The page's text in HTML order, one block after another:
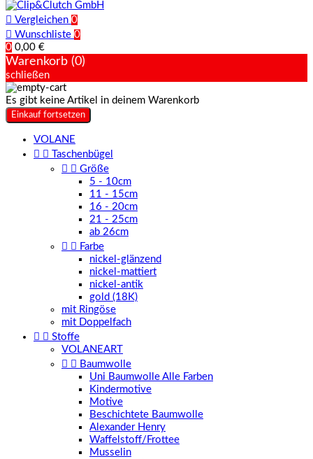
 Vergleichen 0
 Wunschliste 0
0 0,00 €
Warenkorb (0)
schließen
Es gibt keine Artikel in deinem Warenkorb
Einkauf fortsetzen
VOLANE
 
Taschenbügel
  Größe
5 - 10cm
11 - 15cm
16 - 20cm
21 - 25cm
ab 26cm
  Farbe
nickel-glänzend
nickel-mattiert
nickel-antik
gold (18K)
mit Ringöse
mit Doppelfach
  Stoffe
VOLANEART
  Baumwolle
Uni Baumwolle Alle Farben
Kindermotive
Motive
Beschichtete Baumwolle
Alexander Henry
Waffelstoff/Frottee
Musselin